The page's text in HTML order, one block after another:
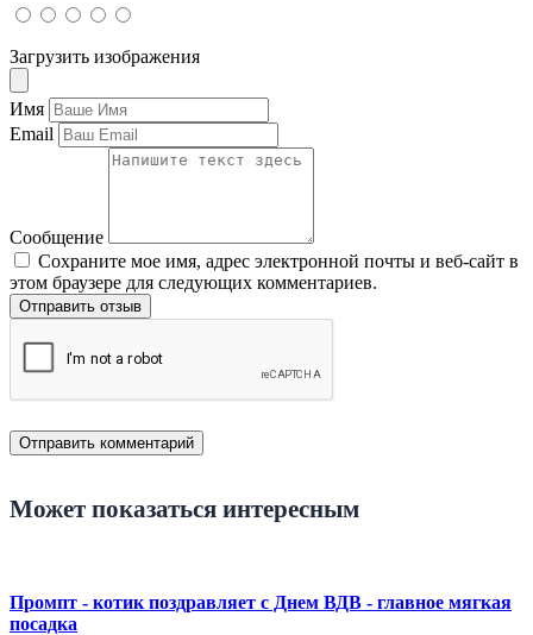
Загрузить изображения
Имя
Email
Сообщение
Сохраните мое имя, адрес электронной почты и веб-сайт в
этом браузере для следующих комментариев.
Отправить отзыв
Может показаться интересным
Промпт - котик поздравляет с Днем ВДВ - главное мягкая
посадка